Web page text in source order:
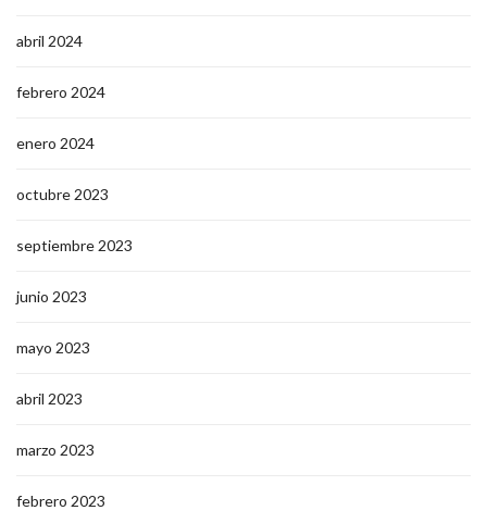
abril 2024
febrero 2024
enero 2024
octubre 2023
septiembre 2023
junio 2023
mayo 2023
abril 2023
marzo 2023
febrero 2023